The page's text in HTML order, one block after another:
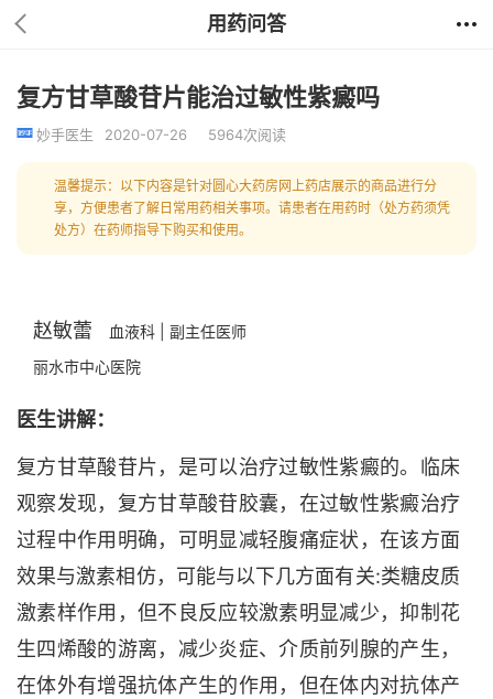
用药问答
复方甘草酸苷片能治过敏性紫癜吗
妙手医生 2020-07-26 5964次阅读
温馨提示：以下内容是针对圆心大药房网上药店展示的商品进行分
享，方便患者了解日常用药相关事项。请患者在用药时（处方药须凭
处方）在药师指导下购买和使用。
赵敏蕾
血液科 | 副主任医师
丽水市中心医院
医生讲解：
复方甘草酸苷片，是可以治疗过敏性紫癜的。临床
观察发现，复方甘草酸苷胶囊，在过敏性紫癜治疗
过程中作用明确，可明显减轻腹痛症状，在该方面
效果与激素相仿，可能与以下几方面有关:类糖皮质
激素样作用，但不良反应较激素明显减少，抑制花
生四烯酸的游离，减少炎症、介质前列腺的产生，
在体外有增强抗体产生的作用，但在体内对抗体产